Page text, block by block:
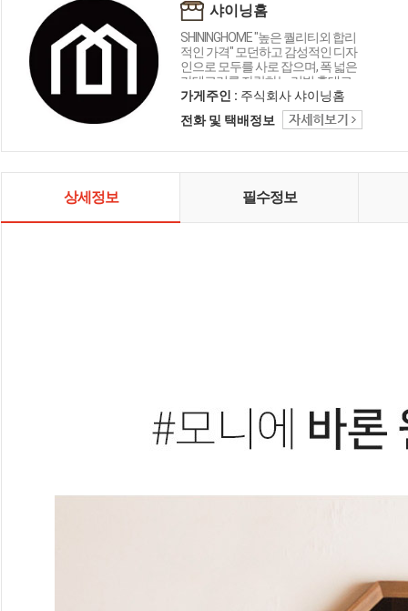
샤이닝홈
SHININGHOME "높은 퀄리티외 합리
적인 가격" 모던하고 감성적인 디자
인으로 모두를 사로 잡으며, 폭 넓은
카테고리를 자랑하는 리빙 홈데코
인테리어 샤이닝홈입니다.
가게주인 : 주식회사 샤이닝홈
전화 및 택배정보
상세정보 필수정보